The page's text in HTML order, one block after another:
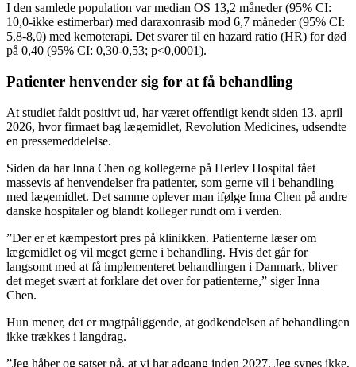
I den samlede population var median OS 13,2 måneder (95% CI:
10,0-ikke estimerbar) med daraxonrasib mod 6,7 måneder (95% CI:
5,8-8,0) med kemoterapi. Det svarer til en hazard ratio (HR) for død
på 0,40 (95% CI: 0,30-0,53; p<0,0001).
Patienter henvender sig for at få behandling
At studiet faldt positivt ud, har været offentligt kendt siden 13. april
2026, hvor firmaet bag lægemidlet, Revolution Medicines, udsendte
en pressemeddelelse.
Siden da har Inna Chen og kollegerne på Herlev Hospital fået
massevis af henvendelser fra patienter, som gerne vil i behandling
med lægemidlet. Det samme oplever man ifølge Inna Chen på andre
danske hospitaler og blandt kolleger rundt om i verden.
”Der er et kæmpestort pres på klinikken. Patienterne læser om
lægemidlet og vil meget gerne i behandling. Hvis det går for
langsomt med at få implementeret behandlingen i Danmark, bliver
det meget svært at forklare det over for patienterne,” siger Inna
Chen.
Hun mener, det er magtpåliggende, at godkendelsen af behandlingen
ikke trækkes i langdrag.
”Jeg håber og satser på, at vi har adgang inden 2027. Jeg synes ikke,